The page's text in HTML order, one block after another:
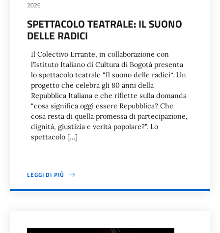
2026
SPETTACOLO TEATRALE: IL SUONO
DELLE RADICI
Il Colectivo Errante, in collaborazione con
l’Istituto Italiano di Cultura di Bogotà presenta
lo spettacolo teatrale “Il suono delle radici“. Un
progetto che celebra gli 80 anni della
Repubblica Italiana e che riflette sulla domanda
“cosa significa oggi essere Repubblica? Che
cosa resta di quella promessa di partecipazione,
dignità, giustizia e verità popolare?”. Lo
spettacolo […]
LEGGI DI PIÙ